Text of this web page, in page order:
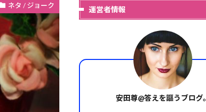
ネタ / ジョーク 運営者情報
安田尊@答えを謳うブログ。